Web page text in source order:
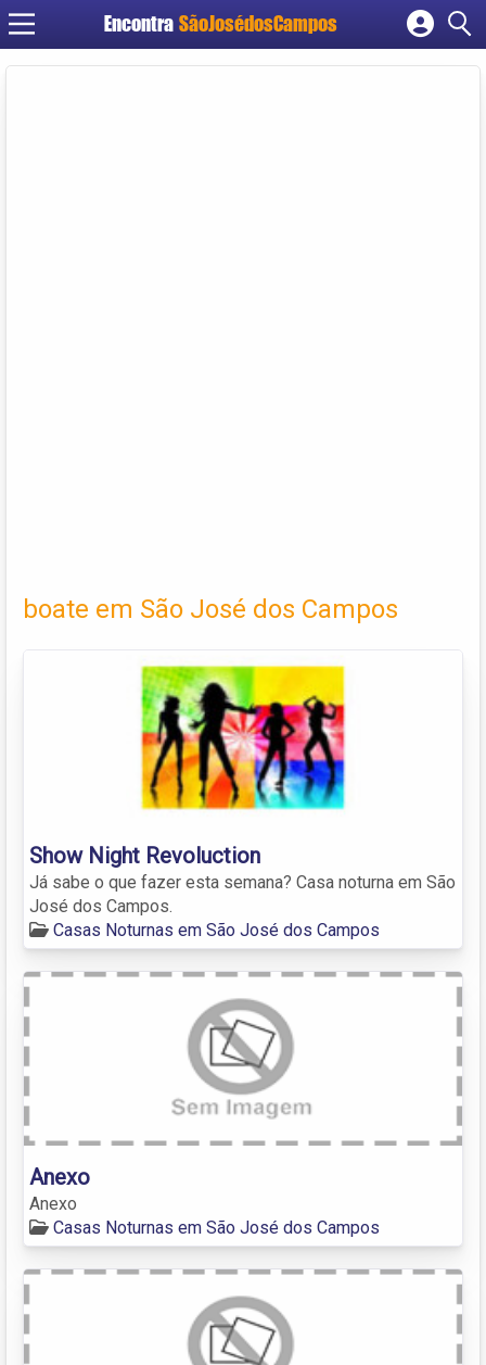
Encontra SãoJosédosCampos
Cadastrar empresa
boate em São José dos Campos
Show Night Revoluction
Já sabe o que fazer esta semana? Casa noturna em São
José dos Campos.
Casas Noturnas em São José dos Campos
Anexo
Anexo
Casas Noturnas em São José dos Campos